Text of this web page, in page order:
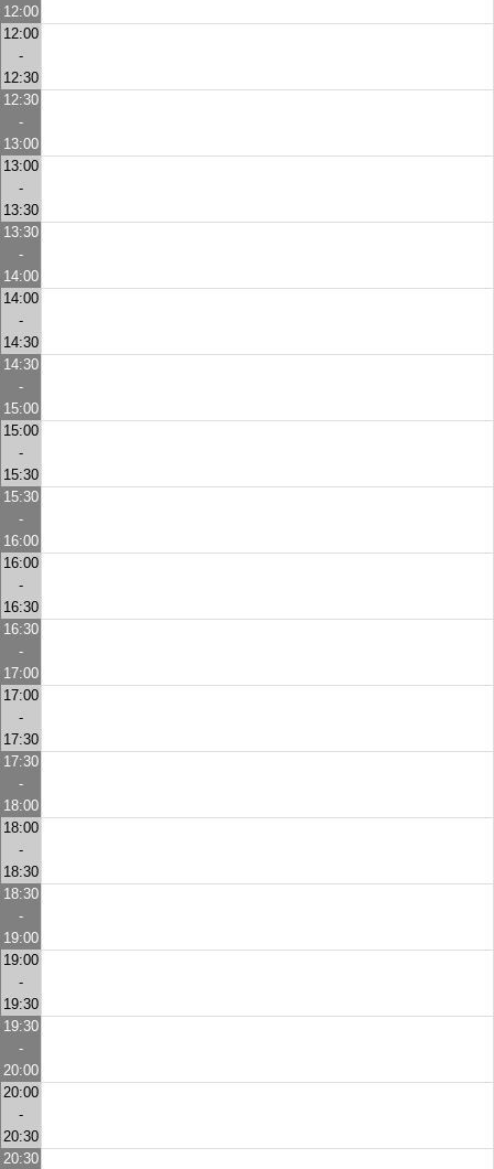
12:00
12:00
-
12:30
12:30
-
13:00
13:00
-
13:30
13:30
-
14:00
14:00
-
14:30
14:30
-
15:00
15:00
-
15:30
15:30
-
16:00
16:00
-
16:30
16:30
-
17:00
17:00
-
17:30
17:30
-
18:00
18:00
-
18:30
18:30
-
19:00
19:00
-
19:30
19:30
-
20:00
20:00
-
20:30
20:30